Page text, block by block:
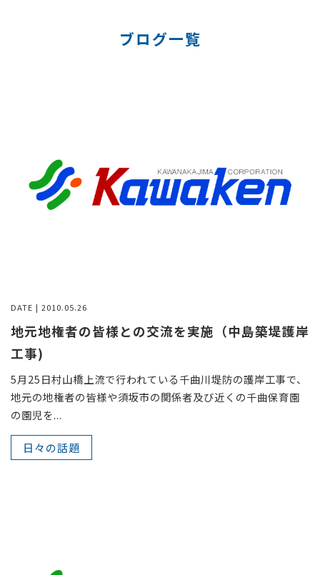
ブログ一覧
DATE | 2010.05.26
地元地権者の皆様との交流を実施（中島築堤護岸
工事)
5月25日村山橋上流で行われている千曲川堤防の護岸工事で、
地元の地権者の皆様や須坂市の関係者及び近くの千曲保育園
の園児を...
日々の話題